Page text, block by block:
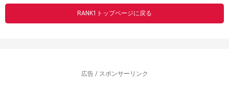
RANK1トップページに戻る
広告 / スポンサーリンク